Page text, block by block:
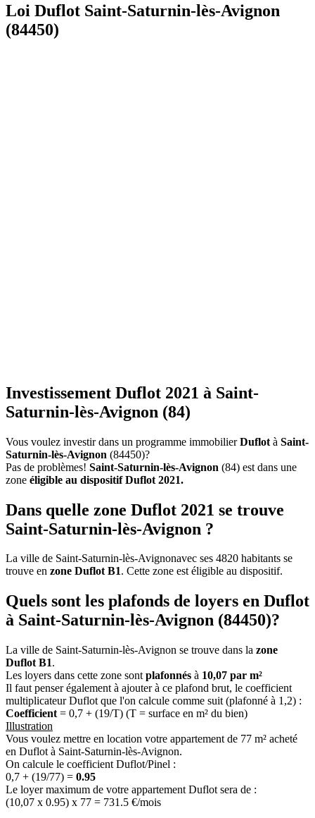
Loi Duflot Saint-Saturnin-lès-Avignon
(84450)
Investissement Duflot 2021 à Saint-
Saturnin-lès-Avignon (84)
Vous voulez investir dans un programme immobilierDuflot à Saint-
Saturnin-lès-Avignon (84450)?
Pas de problèmes! Saint-Saturnin-lès-Avignon (84) est dans une
zone éligible au dispositif Duflot 2021.
Dans quelle zone Duflot 2021 se trouve
Saint-Saturnin-lès-Avignon ?
La ville de Saint-Saturnin-lès-Avignonavec ses 4820 habitants se
trouve en zone Duflot B1. Cette zone est éligible au dispositif.
Quels sont les plafonds de loyers en Duflot
à Saint-Saturnin-lès-Avignon (84450)?
La ville de Saint-Saturnin-lès-Avignon se trouve dans la zone
Duflot B1.
Les loyers dans cette zone sont plafonnés à 10,07 par m²
Il faut penser également à ajouter à ce plafond brut, le coefficient
multiplicateur Duflot que l'on calcule comme suit (plafonné à 1,2) :
Coefficient = 0,7 + (19/T) (T = surface en m² du bien)
Illustration
Vous voulez mettre en location votre appartement de 77 m² acheté
en Duflot à Saint-Saturnin-lès-Avignon.
On calcule le coefficient Duflot/Pinel :
0,7 + (19/77) = 0.95
Le loyer maximum de votre appartement Duflot sera de :
(10,07 x 0.95) x 77 = 731.5 €/mois